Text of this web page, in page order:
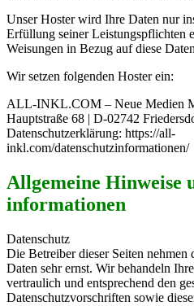
Unser Hoster wird Ihre Daten nur
Erfüllung seiner Leistungspflichten
Weisungen in Bezug auf diese
Wir setzen folgenden Hoster ein:
ALL-INKL.COM – Neue Medien
Hauptstraße 68 | D-02742
Datenschutzerklärung: https://all-
inkl.com/datenschutzinformationen/
Allgemeine
informationen
Datenschutz
Die Betreiber dieser Seiten nehmen
Daten sehr ernst. Wir behandeln
vertraulich und entsprechend den
Datenschutzvorschriften sowie